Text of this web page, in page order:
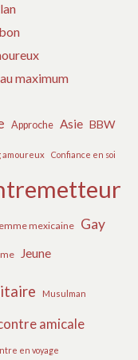
maximum
Approche Asie BBW
amoureux Confiance en soi
mexicaine Gay
Jeune
Musulman
amicale
en voyage